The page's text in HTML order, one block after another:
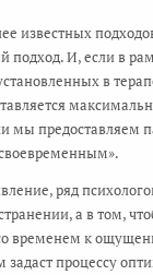
известных
подход. И, если в
в
мы предоставляем
ряд
а в том,
временем к
процессу